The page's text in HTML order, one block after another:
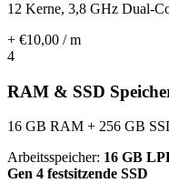
12 Kerne, 3,8 GHz Dual-
+ €10,00 / m
4
RAM & SSD
16 GB RAM + 256 GB
Arbeitsspeicher: 16 GB
Gen 4 festsitzende SSD